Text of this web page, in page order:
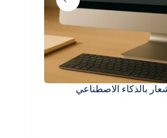
شعار بالذكاء الاصطناعي